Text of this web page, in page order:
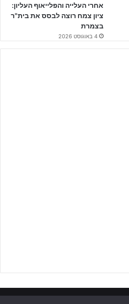
ה –18/11/2023ו-25/11/23
באף אחת מהליגות.
אחרי העלייה והפלייאוף העליון:
ציון צמח רוצה לבסס את בית"ר
בצמרת
4 באוגוסט 2026